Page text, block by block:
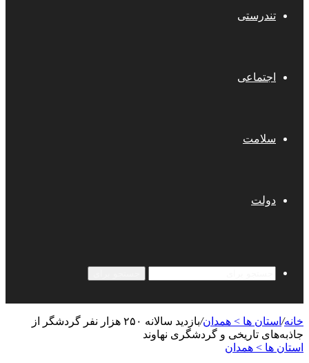
تندرستی
اجتماعی
سلامت
دولت
خانه/ استان ها > همدان/
بازدید سالانه ۲۵۰ هزار نفر گردشگر از
جاذبه‌های تاریخی و گردشگری نهاوند
استان ها > همدان